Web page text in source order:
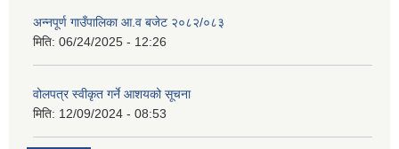
अन्नपूर्ण गाउँपालिका आ.व बजेट २०८२/०८३
मिति: 06/24/2025 - 12:26
वोलपत्र स्वीकृत गर्ने आशयको सूचना
मिति: 12/09/2024 - 08:53